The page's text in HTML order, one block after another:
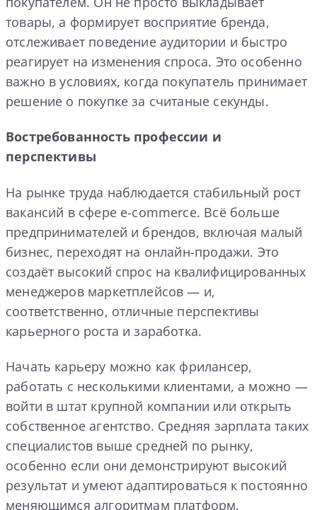
товары, а формирует восприятие бренда,
отслеживает поведение аудитории и быстро
реагирует на изменения спроса. Это особенно
важно в условиях, когда покупатель принимает
решение о покупке за считаные секунды.
Востребованность профессии и
перспективы
На рынке труда наблюдается стабильный рост
вакансий в сфере e-commerce. Всё больше
предпринимателей и брендов, включая малый
бизнес, переходят на онлайн-продажи. Это
создаёт высокий спрос на квалифицированных
менеджеров маркетплейсов — и,
соответственно, отличные перспективы
карьерного роста и заработка.
Начать карьеру можно как фрилансер,
работать с несколькими клиентами, а можно —
войти в штат крупной компании или открыть
собственное агентство. Средняя зарплата таких
специалистов выше средней по рынку,
особенно если они демонстрируют высокий
результат и умеют адаптироваться к постоянно
меняющимся алгоритмам платформ.